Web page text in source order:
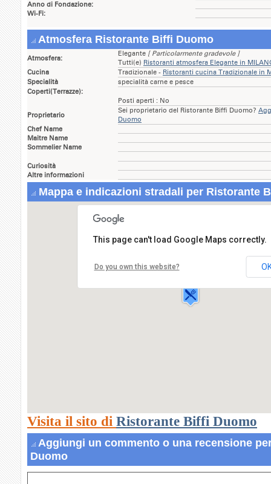
Anno di Fondazione:
Wi-Fi:
Atmosfera Ristorante Biffi Duomo
Atmosfera:
Elegante [ Particolarmente gradevole ]
Tutti(e) Ristoranti atmosfera Elegante in
Cucina
Tradizionale - Ristoranti cucina Tradizionale in
Specialità
specialità carne e pesce
Coperti(Terrazze):
Posti aperti : No
Proprietario
Sei proprietario del Ristorante Biffi Duomo?
Duomo
Chef Name
Maitre Name
Sommelier Name
Curiosità
Altre informazioni
Mappa e indicazioni stradali per Ristorante
Emanuele Ii,
This page can't load Google Maps correctly.
Do you own this website?
Visita il sito di Ristorante Biffi Duomo
Aggiungi un commento o una recensione
Duomo